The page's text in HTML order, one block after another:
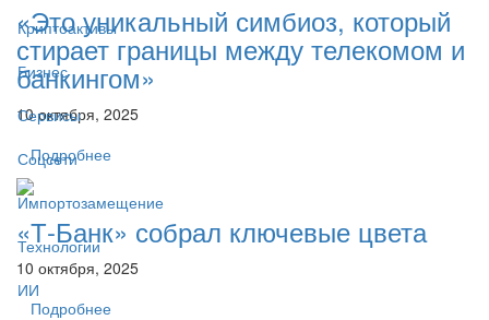
Криптоактивы
Бизнес
Сервисы
Соцсети
Импортозамещение
Технологии
ИИ
«Это уникальный симбиоз, который
стирает границы между телекомом и
банкингом»
10 октября, 2025
Подробнее
«Т-Банк» собрал ключевые цвета
10 октября, 2025
Подробнее